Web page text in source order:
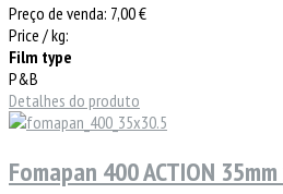
Preço de venda: 7,00 €
Price / kg:
Film type
P&B
Detalhes do produto
Fomapan 400 ACTION